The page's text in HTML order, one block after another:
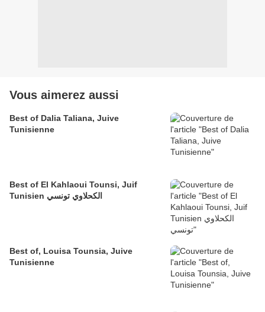
Vous aimerez aussi
Best of Dalia Taliana, Juive
Tunisienne
Best of El Kahlaoui Tounsi, Juif
Tunisien الكحلاوي تونسي
Best of, Louisa Tounsia, Juive
Tunisienne